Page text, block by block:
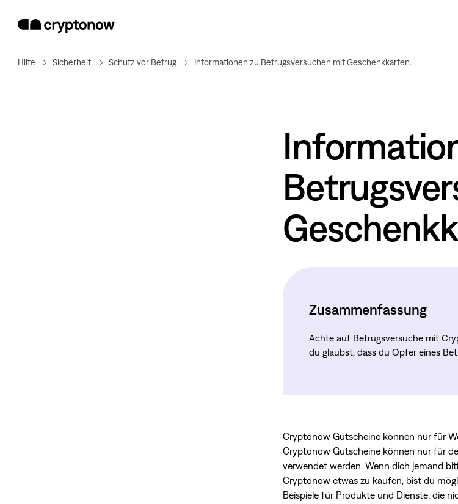
Hilfe Sicherheit Schutz vor Betrug Informationen zu Betrugsversuchen mit Geschenkkarten.
Zusammenfassung
Achte auf Betrugsversuche mit
du glaubst, dass du Opfer eines
Cryptonow Gutscheine können nur für
Cryptonow Gutscheine können nur für
verwendet werden. Wenn dich jemand
Cryptonow etwas zu kaufen, bist du
Beispiele für Produkte und Dienste, die